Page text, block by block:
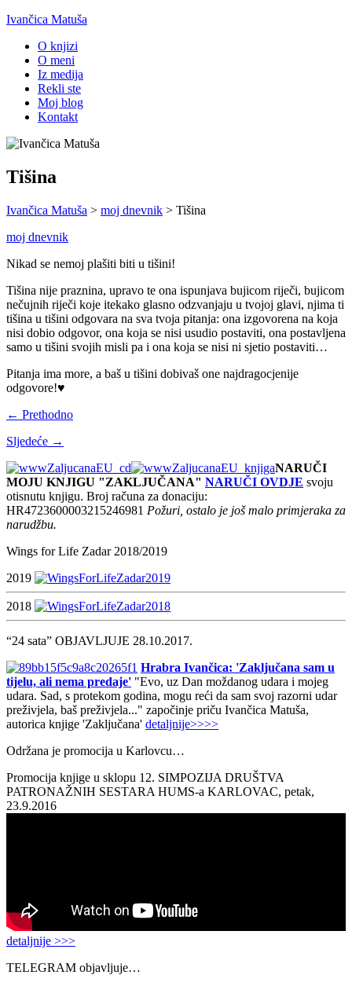
Ivančica Matuša
O knjizi
O meni
Iz medija
Rekli ste
Moj blog
Kontakt
Tišina
Ivančica Matuša > moj dnevnik > Tišina
moj dnevnik
Nikad se nemoj plašiti biti u tišini!
Tišina nije praznina, upravo te ona ispunjava bujicom riječi, bujicom
nečujnih riječi koje itekako glasno odzvanjaju u tvojoj glavi, njima ti
tišina u tišini odgovara na sva tvoja pitanja: ona izgovorena na koja
nisi dobio odgovor, ona koja se nisi usudio postaviti, ona postavljena
samo u tišini svojih misli pa i ona koja se nisi ni sjetio postaviti…
Pitanja ima more, a baš u tišini dobivaš one najdragocjenije
odgovore!♥
← Prethodno
Sljedeće →
NARUČI
MOJU KNJIGU "ZAKLJUČANA" NARUČI OVDJE svoju
otisnutu knjigu. Broj računa za donaciju:
HR4723600003215246981 Požuri, ostalo je još malo primjeraka za
narudžbu.
Wings for Life Zadar 2018/2019
2019
2018
“24 sata” OBJAVLJUJE 28.10.2017.
Hrabra Ivančica: 'Zaključana sam u
tijelu, ali nema predaje' "Evo, uz Dan moždanog udara i mojeg
udara. Sad, s protekom godina, mogu reći da sam svoj razorni udar
preživjela, baš preživjela..." započinje priču Ivančica Matuša,
autorica knjige 'Zaključana' detaljnije>>>>
Održana je promocija u Karlovcu…
Promocija knjige u sklopu 12. SIMPOZIJA DRUŠTVA
PATRONAŽNIH SESTARA HUMS-a KARLOVAC, petak,
23.9.2016
detaljnije >>>
TELEGRAM objavljuje…